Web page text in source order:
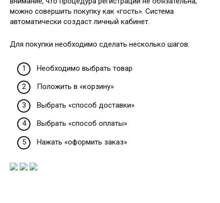
можно совершить покупку как «гость». Система
автоматически создаст личный кабинет.
Для покупки необходимо сделать несколько шагов:
Необходимо выбрать товар
Положить в «корзину»
Выбрать «способ доставки»
Выбрать «способ оплаты»
Нажать «оформить заказ»